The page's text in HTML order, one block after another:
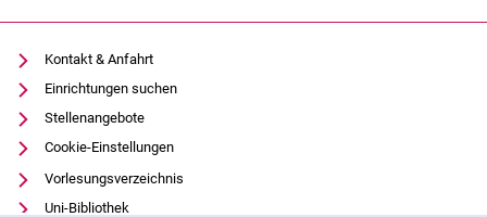
Kontakt & Anfahrt
Einrichtungen suchen
Stellenangebote
Cookie-Einstellungen
Vorlesungsverzeichnis
Uni-Bibliothek